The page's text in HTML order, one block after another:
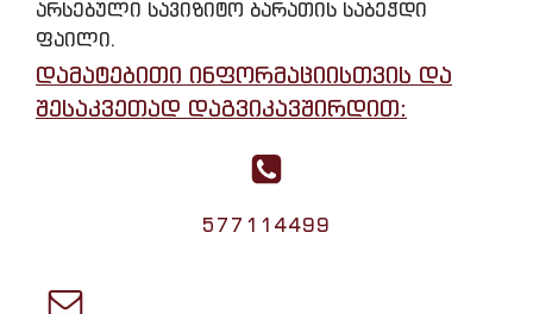
არსებული სავიზიტო ბარათის საბეჭდი
ფაილი.
დამატებითი ინფორმაციისთვის და
შესაკვეთად დაგვიკავშირდით:
577114499